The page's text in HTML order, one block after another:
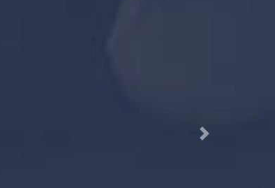
Next